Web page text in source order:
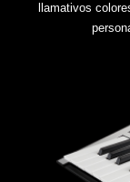
llamativos